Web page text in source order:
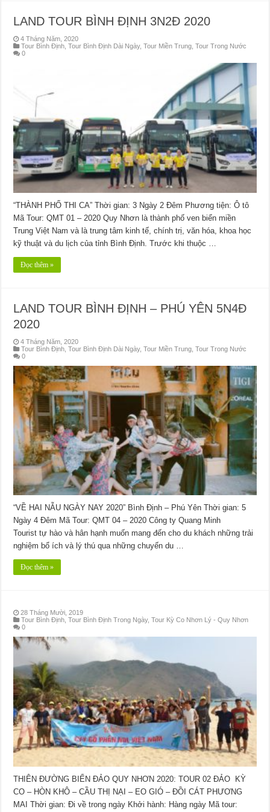
LAND TOUR BÌNH ĐỊNH 3N2Đ 2020
4 Tháng Năm, 2020
Tour Bình Định ,Tour Bình Định Dài Ngày,Tour Miền Trung ,Tour Trong Nước
0
“THÀNH PHỐ THI CA” Thời gian: 3 Ngày 2 Đêm Phương tiện: Ô tô
Mã Tour: QMT 01 – 2020 Quy Nhơn là thành phố ven biển miền
Trung Việt Nam và là trung tâm kinh tế, chính trị, văn hóa, khoa học
kỹ thuật và du lịch của tỉnh Bình Định. Trước khi thuộc …
Đọc thêm »
LAND TOUR BÌNH ĐỊNH – PHÚ YÊN 5N4Đ
2020
4 Tháng Năm, 2020
Tour Bình Định ,Tour Bình Định Dài Ngày,Tour Miền Trung ,Tour Trong Nước
0
“VỀ HAI NẪU NGÀY NAY 2020” Bình Định – Phú Yên Thời gian: 5
Ngày 4 Đêm Mã Tour: QMT 04 – 2020 Công ty Quang Minh
Tourist tự hào và hân hạnh muốn mang đến cho du khách những trải
nghiệm bổ ích và lý thú qua những chuyến du …
Đọc thêm »
28 Tháng Mười, 2019
Tour Bình Định,Tour Bình Định Trong Ngày,Tour Kỳ Co Nhơn Lý - Quy Nhơn
0
THIÊN ĐƯỜNG BIỂN ĐẢO QUY NHƠN 2020: TOUR 02 ĐẢO KỲ
CO – HÒN KHÔ – CẦU THỊ NẠI – EO GIÓ – ĐỒI CÁT PHƯƠNG
MAI Thời gian: Đi về trong ngày Khởi hành: Hàng ngày Mã tour: